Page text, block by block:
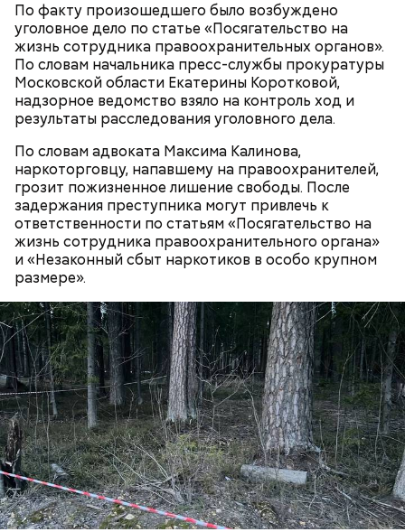
По факту произошедшего было возбуждено
уголовное дело по статье «Посягательство на
жизнь сотрудника правоохранительных органов».
По словам начальника пресс-службы прокуратуры
Московской области Екатерины Коротковой,
надзорное ведомство взяло на контроль ход и
результаты расследования уголовного дела.
По словам адвоката Максима Калинова,
наркоторговцу, напавшему на правоохранителей,
грозит пожизненное лишение свободы. После
задержания преступника могут привлечь к
ответственности по статьям «Посягательство на
жизнь сотрудника правоохранительного органа»
и «Незаконный сбыт наркотиков в особо крупном
размере».
По даннымСМИ, подозрение следователей пало на
18-летнего знакомого бойца, которого Мутаев
месяцем ранее избил и унизил. Предполагается, что
таким образом молодой человек решил отомстить.
Примечательно, что летом 2023 года на Мутаева
уже нападали возле Школы единоборств. Тогда
неизвестный несколько раз выстрелил в
спортсмена из травматического пистолета, а боец
открыл огоньв ответ.
Привлекла внимание следователей
случайно